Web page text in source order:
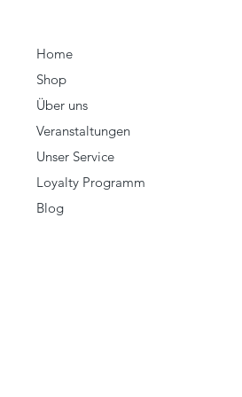
Home
Shop
Über uns
Veranstaltungen
Unser Service
Loyalty Programm
Blog